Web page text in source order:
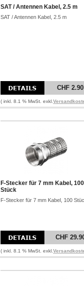
SAT / Antennen Kabel, 2.5 m
SAT / Antennen Kabel, 2.5 m
CHF 2.90
( inkl. 8.1 % MwSt. exkl.
F-Stecker für 7 mm Kabel, 100
Stück
F-Stecker für 7 mm Kabel, 100
CHF
( inkl. 8.1 % MwSt. exkl.